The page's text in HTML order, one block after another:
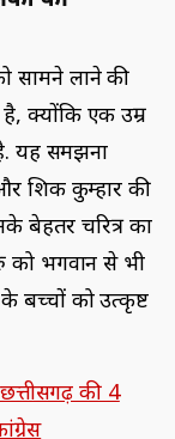
सामने लाने की
है, क्योंकि एक उम्र
यह समझना
शिक्षक कुम्हार की
बेहतर चरित्र का
को भगवान से भी
बच्चों को उत्कृष्ट
की 4